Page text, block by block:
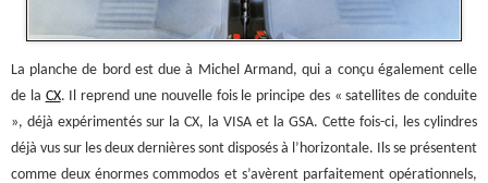
La planche de bord est due à Michel Armand, qui a conçu également celle
de la CX. Il reprend une nouvelle fois le principe des « satellites de conduite
», déjà expérimentés sur la CX, la VISA et la GSA. Cette fois-ci, les cylindres
déjà vus sur les deux dernières sont disposés à l’horizontale. Ils se présentent
comme deux énormes commodos et s’avèrent parfaitement opérationnels,